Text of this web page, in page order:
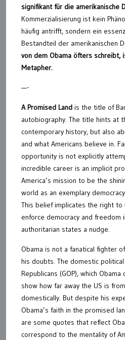
signifikant für die amerikanische
Kommerzialisierung ist kein
häufig antrifft, sondern ein
Bestandteil der amerikanischen
von dem Obama öfters schreibt,
Metapher.
—-
A Promised Land is the title of
autobiography. The title hints at
contemporary history, but also
and what Americans believe in.
opportunity is not explicitly
incredible career is an implicit
America’s mission to be the
world as an exemplary
This belief implicates the right to
enforce democracy and freedom
authoritarian states a nudge.
Obama is not a fanatical fighter
his doubts. The domestic
Republicans (GOP), which
show how far away the US is
domestically. But despite his
Obama’s faith in the promised
are some quotes that reflect
correspond to the mentality of